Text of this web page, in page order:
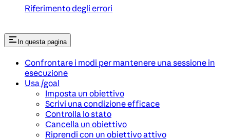
Riferimento degli errori
In questa pagina
Confrontare i modi per mantenere una sessione in
esecuzione
Usa /goal
Imposta un obiettivo
Scrivi una condizione efficace
Controlla lo stato
Cancella un obiettivo
Riprendi con un obiettivo attivo